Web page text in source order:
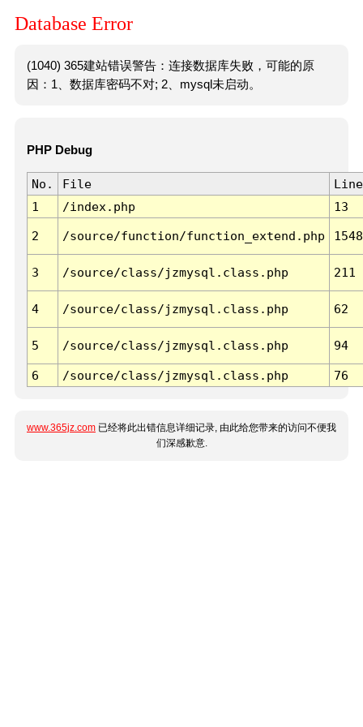
Database Error
(1040) 365建站错误警告：连接数据库失败，可能的原
因：1、数据库密码不对; 2、mysql未启动。
PHP Debug
No. File
Line
1
/index.php 13
2 /source/function/function_extend.php 1548
3 /source/class/jzmysql.class.php 211
4 /source/class/jzmysql.class.php 62
5 /source/class/jzmysql.class.php 94
6 /source/class/jzmysql.class.php 76
www.365jz.com 已经将此出错信息详细记录, 由此给您带来的访问不便我
们深感歉意.